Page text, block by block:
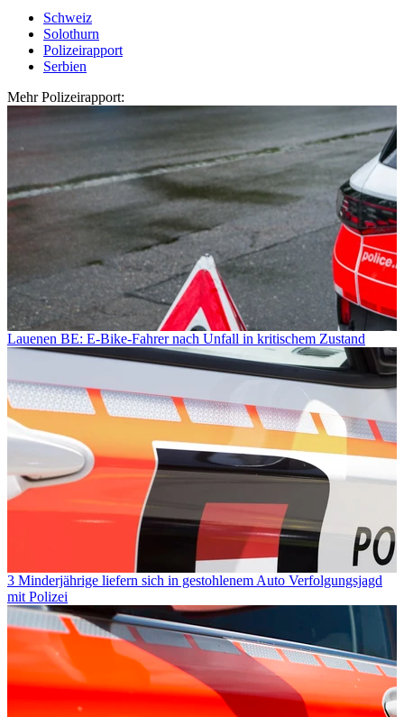
Schweiz
Solothurn
Polizeirapport
Serbien
Mehr Polizeirapport:
Lauenen BE: E-Bike-Fahrer nach Unfall in kritischem Zustand
3 Minderjährige liefern sich in gestohlenem Auto Verfolgungsjagd
mit Polizei